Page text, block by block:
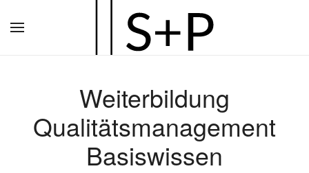
Hauptinhalt
Weiterbildung
Qualitätsmanagement
Basiswissen